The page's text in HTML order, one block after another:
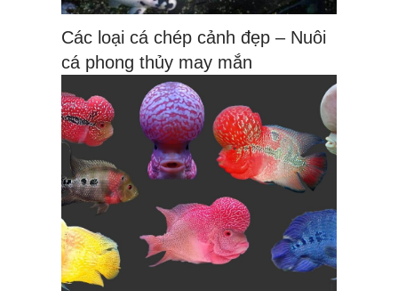
Các loại cá chép cảnh đẹp – Nuôi
cá phong thủy may mắn